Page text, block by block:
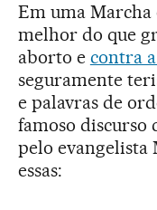
Em uma Marcha
melhor do que
aborto e contra
seguramente
e palavras de
famoso
pelo evangelista
essas: